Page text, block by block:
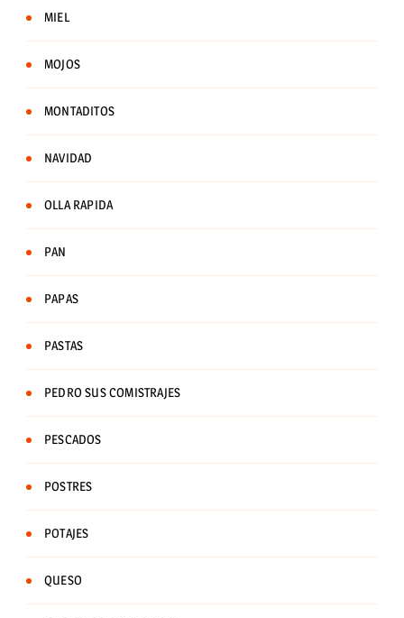
MIEL
MOJOS
MONTADITOS
NAVIDAD
OLLA RAPIDA
PAN
PAPAS
PASTAS
PEDRO SUS COMISTRAJES
PESCADOS
POSTRES
POTAJES
QUESO